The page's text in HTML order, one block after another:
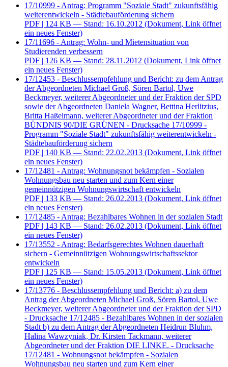
17/10999 - Antrag: Programm "Soziale Stadt" zukunftsfähig
weiterentwickeln - Städtebauförderung sichern
PDF | 124 KB — Stand: 16.10.2012 (Dokument, Link öffnet
ein neues Fenster)
17/11696 - Antrag: Wohn- und Mietensituation von
Studierenden verbessern
PDF | 126 KB — Stand: 28.11.2012 (Dokument, Link öffnet
ein neues Fenster)
17/12453 - Beschlussempfehlung und Bericht: zu dem Antrag
der Abgeordneten Michael Groß, Sören Bartol, Uwe
Beckmeyer, weiterer Abgeordneter und der Fraktion der SPD
sowie der Abgeordneten Daniela Wagner, Bettina Herlitzius,
Britta Haßelmann, weiterer Abgeordneter und der Fraktion
BÜNDNIS 90/DIE GRÜNEN - Drucksache 17/10999 -
Programm "Soziale Stadt" zukunftsfähig weiterentwickeln -
Städtebauförderung sichern
PDF | 140 KB — Stand: 22.02.2013 (Dokument, Link öffnet
ein neues Fenster)
17/12481 - Antrag: Wohnungsnot bekämpfen - Sozialen
Wohnungsbau neu starten und zum Kern einer
gemeinnützigen Wohnungswirtschaft entwickeln
PDF | 133 KB — Stand: 26.02.2013 (Dokument, Link öffnet
ein neues Fenster)
17/12485 - Antrag: Bezahlbares Wohnen in der sozialen Stadt
PDF | 143 KB — Stand: 26.02.2013 (Dokument, Link öffnet
ein neues Fenster)
17/13552 - Antrag: Bedarfsgerechtes Wohnen dauerhaft
sichern - Gemeinnützigen Wohnungswirtschaftssektor
entwickeln
PDF | 125 KB — Stand: 15.05.2013 (Dokument, Link öffnet
ein neues Fenster)
17/13776 - Beschlussempfehlung und Bericht: a) zu dem
Antrag der Abgeordneten Michael Groß, Sören Bartol, Uwe
Beckmeyer, weiterer Abgeordneter und der Fraktion der SPD
- Drucksache 17/12485 - Bezahlbares Wohnen in der sozialen
Stadt b) zu dem Antrag der Abgeordneten Heidrun Bluhm,
Halina Wawzyniak, Dr. Kirsten Tackmann, weiterer
Abgeordneter und der Fraktion DIE LINKE. - Drucksache
17/12481 - Wohnungsnot bekämpfen - Sozialen
Wohnungsbau neu starten und zum Kern einer